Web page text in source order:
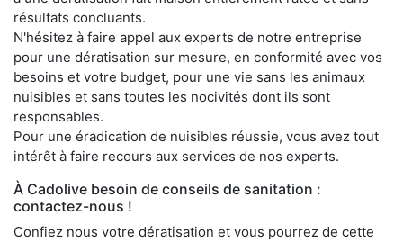
résultats concluants.
N'hésitez à faire appel aux experts de notre entreprise
pour une dératisation sur mesure, en conformité avec vos
besoins et votre budget, pour une vie sans les animaux
nuisibles et sans toutes les nocivités dont ils sont
responsables.
Pour une éradication de nuisibles réussie, vous avez tout
intérêt à faire recours aux services de nos experts.
À Cadolive besoin de conseils de sanitation :
contactez-nous !
Confiez nous votre dératisation et vous pourrez de cette